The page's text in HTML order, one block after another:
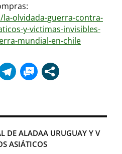
olvidada-guerra-contra-
y-victimas-invisibles-
mundial-en-chile
DE ALADAA URUGUAY Y V
ASIÁTICOS